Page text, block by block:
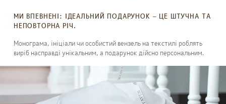
МИ ВПЕВНЕНІ: ІДЕАЛЬНИЙ ПОДАРУНОК – ЦЕ ШТУЧНА ТА
НЕПОВТОРНА РІЧ.
Монограма, ініціали чи особистий вензель на текстилі роблять
виріб насправді унікальним, а подарунок дійсно персональним.